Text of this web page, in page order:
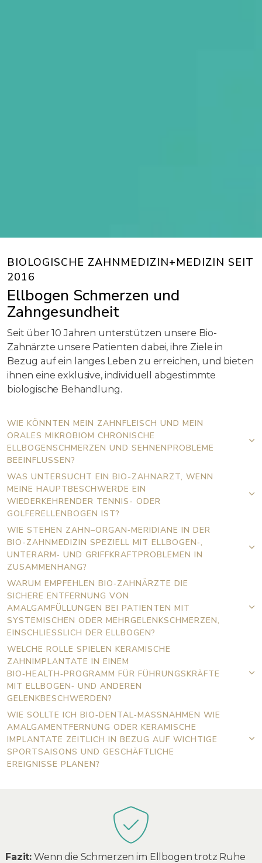
BIOLOGISCHE ZAHNMEDIZIN+MEDIZIN SEIT
2016
Ellbogen Schmerzen und
Zahngesundheit
Seit über 10 Jahren unterstützen unsere Bio-
Zahnärzte unsere Patienten dabei, ihre Ziele in
Bezug auf ein langes Leben zu erreichen, und bieten
ihnen eine exklusive, individuell abgestimmte
biologische Behandlung.
WIE KÖNNTEN MEIN ZAHNFLEISCH UND MEIN
ORALES MIKROBIOM CHRONISCHE
ELLBOGENSCHMERZEN UND SEHNENPROBLEME
BEEINFLUSSEN?
WAS UNTERSUCHT EIN BIO-ZAHNARZT, WENN
MEINE HAUPTBESCHWERDE EIN
WIEDERKEHRENDER TENNIS- ODER
GOLFERELLENBOGEN IST?
WIE STEHEN ZAHN–ORGAN‑MERIDIANE IN DER
BIO-ZAHNMEDIZIN SPEZIELL MIT ELLBOGEN‑,
UNTERARM‑ UND GRIFFKRAFTPROBLEMEN IN
ZUSAMMENHANG?
WARUM EMPFEHLEN BIO‑ZAHNÄRZTE DIE
SICHERE ENTFERNUNG VON
AMALGAMFÜLLUNGEN BEI PATIENTEN MIT
SYSTEMISCHEN ODER MEHRGELENKSCHMERZEN,
EINSCHLIESSLICH DER ELLBOGEN?
WELCHE ROLLE SPIELEN KERAMISCHE
ZAHNIMPLANTATE IN EINEM
BIO‑HEALTH‑PROGRAMM FÜR FÜHRUNGSKRÄFTE
MIT ELLBOGEN‑ UND ANDEREN
GELENKBESCHWERDEN?
WIE SOLLTE ICH BIO‑DENTAL‑MASSNAHMEN WIE A
MALGAMENTFERNUNG ODER KERAMISCHE I
MPLANTATE ZEITLICH IN BEZUG AUF WICHTIGE S
PORTSAISONS UND GESCHÄFTLICHE E
REIGNISSE PLANEN?
Fazit: Wenn die Schmerzen im Ellbogen trotz Ruhe